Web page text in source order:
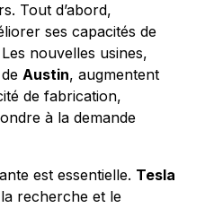
Tout d’abord,
ses capacités de
nouvelles usines,
Austin, augmentent
de fabrication,
à la demande
est essentielle. Tesla
recherche et le